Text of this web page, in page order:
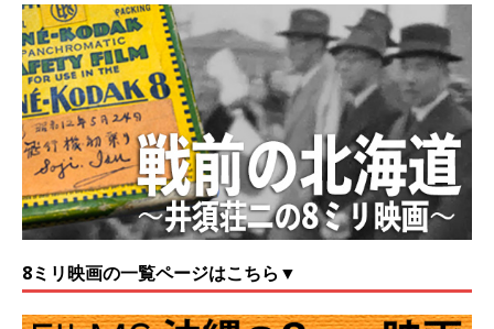
8ミリ映画の一覧ページはこちら▼